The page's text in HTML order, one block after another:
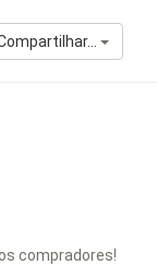
compradores!